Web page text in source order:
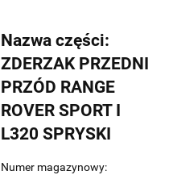
Nazwa części:
ZDERZAK PRZEDNI
PRZÓD RANGE
ROVER SPORT I
L320 SPRYSKI
Numer magazynowy: